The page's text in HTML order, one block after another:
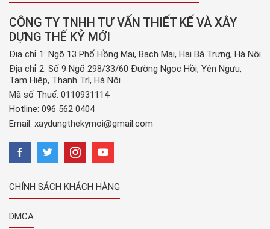
CÔNG TY TNHH TƯ VẤN THIẾT KẾ VÀ XÂY
DỰNG THẾ KỶ MỚI
Địa chỉ 1: Ngõ 13 Phố Hồng Mai, Bạch Mai, Hai Bà Trưng, Hà Nội
Địa chỉ 2: Số 9 Ngõ 298/33/60 Đường Ngọc Hồi, Yên Ngưu,
Tam Hiệp, Thanh Trì, Hà Nội
Mã số Thuế: 0110931114
Hotline: 096 562 0404
Email: xaydungthekymoi@gmail.com
CHÍNH SÁCH KHÁCH HÀNG
DMCA